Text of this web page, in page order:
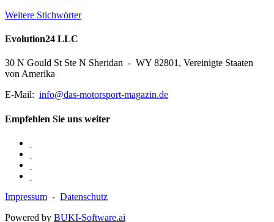
Weitere Stichwörter
Evolution24 LLC
30 N Gould St Ste N Sheridan - WY 82801, Vereinigte Staaten
von Amerika
E-Mail: info@das-motorsport-magazin.de
Empfehlen Sie uns weiter
Impressum - Datenschutz
Powered by BUKI-Software.ai